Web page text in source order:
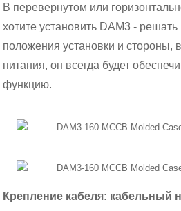
В перевернутом или
хотите установить DAM3 -
положения установки и стороны,
питания, он всегда будет
функцию.
Крепление кабеля: кабельный